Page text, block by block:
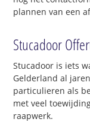
plannen van een
Stucadoor
Stucadoor is iets
Gelderland al
particulieren als
met veel
raapwerk.